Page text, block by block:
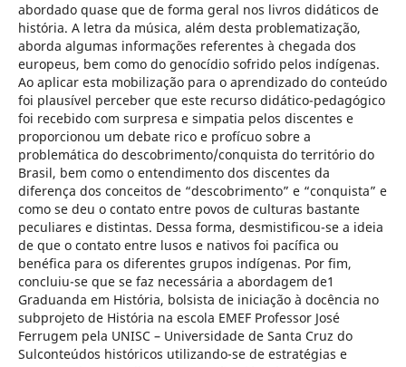
abordado quase que de forma geral nos livros didáticos de
história. A letra da música, além desta problematização,
aborda algumas informações referentes à chegada dos
europeus, bem como do genocídio sofrido pelos indígenas.
Ao aplicar esta mobilização para o aprendizado do conteúdo
foi plausível perceber que este recurso didático-pedagógico
foi recebido com surpresa e simpatia pelos discentes e
proporcionou um debate rico e profícuo sobre a
problemática do descobrimento/conquista do território do
Brasil, bem como o entendimento dos discentes da
diferença dos conceitos de “descobrimento” e “conquista” e
como se deu o contato entre povos de culturas bastante
peculiares e distintas. Dessa forma, desmistificou-se a ideia
de que o contato entre lusos e nativos foi pacífica ou
benéfica para os diferentes grupos indígenas. Por fim,
concluiu-se que se faz necessária a abordagem de1
Graduanda em História, bolsista de iniciação à docência no
subprojeto de História na escola EMEF Professor José
Ferrugem pela UNISC – Universidade de Santa Cruz do
Sulconteúdos históricos utilizando-se de estratégias e